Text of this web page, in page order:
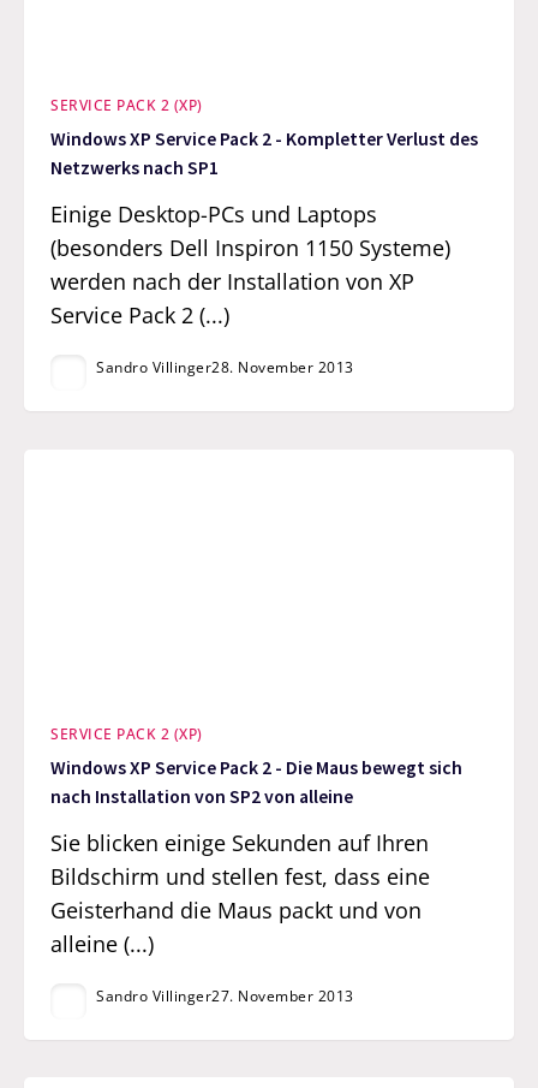
SERVICE PACK 2 (XP)
Windows XP Service Pack 2 - Kompletter Verlust des
Netzwerks nach SP1
Einige Desktop-PCs und Laptops
(besonders Dell Inspiron 1150 Systeme)
werden nach der Installation von XP
Service Pack 2 (...)
Sandro Villinger28. November 2013
SERVICE PACK 2 (XP)
Windows XP Service Pack 2 - Die Maus bewegt sich
nach Installation von SP2 von alleine
Sie blicken einige Sekunden auf Ihren
Bildschirm und stellen fest, dass eine
Geisterhand die Maus packt und von
alleine (...)
Sandro Villinger27. November 2013